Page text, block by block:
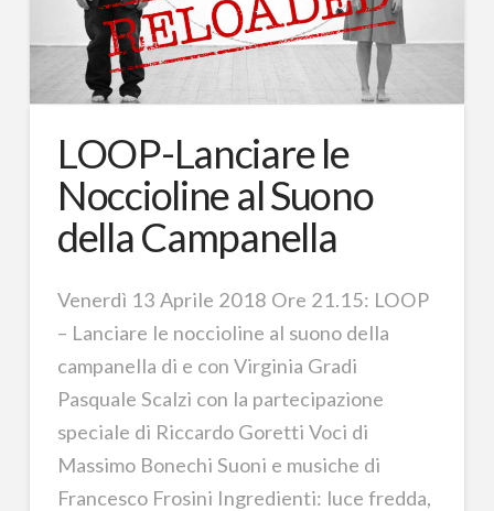
LOOP-Lanciare le
Noccioline al Suono
della Campanella
Venerdì 13 Aprile 2018 Ore 21.15: LOOP
– Lanciare le noccioline al suono della
campanella di e con Virginia Gradi
Pasquale Scalzi con la partecipazione
speciale di Riccardo Goretti Voci di
Massimo Bonechi Suoni e musiche di
Francesco Frosini Ingredienti: luce fredda,